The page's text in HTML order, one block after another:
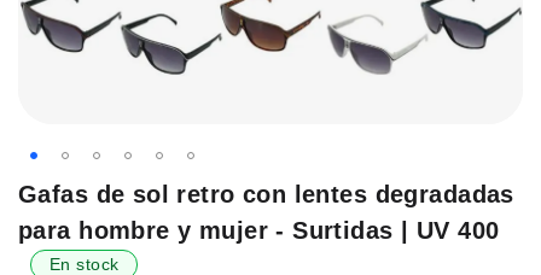
Saltar
principio
de
Gafas de sol retro con lentes degradadas
para hombre y mujer - Surtidas | UV 400
En stock